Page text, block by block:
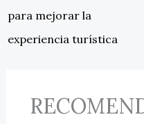
para mejorar la
experiencia turística